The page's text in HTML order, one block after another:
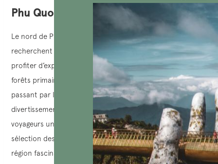
Phu Quoc Nord
Le nord de Phu Quoc est le choix idéal pour ceux qui
recherchent la tranquillité de la nature tout en souhaitant
profiter d’expériences de loisirs modernes et variées. Des
forêts primaires aux villages de pêcheurs traditionnels, en
passant par l’un des plus grands complexes de
divertissement d’Asie du Sud-Est, le Nord de l’île offre aux
voyageurs une escapade complète et inoubliable. Voici une
sélection des sites incontournables à visiter dans cette
région fascinante de l’île.